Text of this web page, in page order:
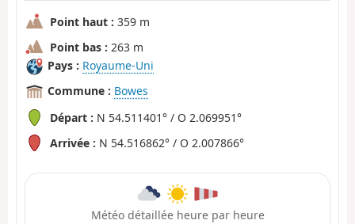
Point haut : 359 m
Point bas : 263 m
Pays : Royaume-Uni
Commune : Bowes
Départ : N 54.511401° / O 2.069951°
Arrivée : N 54.516862° / O 2.007866°
Météo détaillée heure par heure